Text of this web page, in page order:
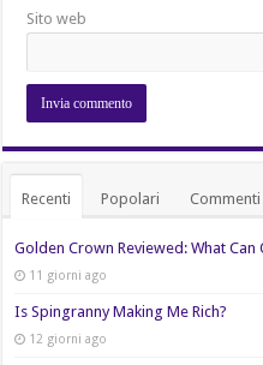
Sito web
Recenti Popolari Commenti
Golden Crown Reviewed: What Can
11 giorni ago
Is Spingranny Making Me Rich?
12 giorni ago